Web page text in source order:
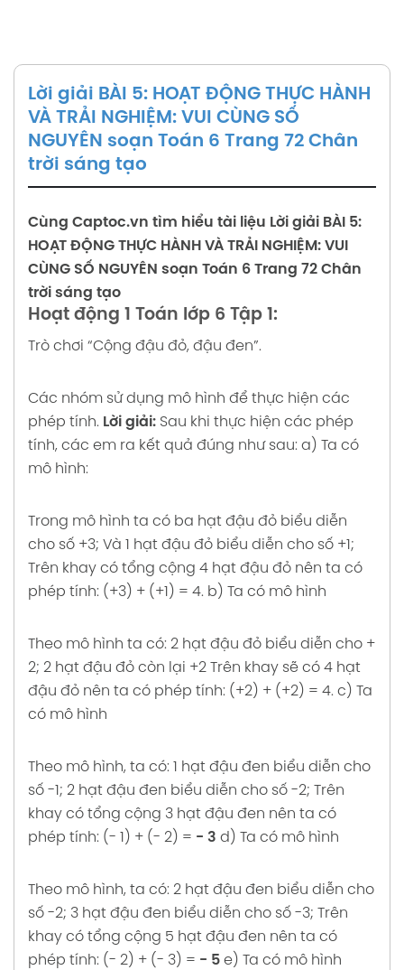
Lời giải BÀI 2: TẬP HỢP SỐ TỰ NHIÊN GHI SỐ
TỰ NHIÊN soạn Toán 6 Trang 10 11 12 Chân trời
sáng tạo
Lời giải BÀI 3: CÁC PHÉP TÍNH TRONG TẬP HỢP
SỐ TỰ NHIÊN soạn Toán 6 Trang 13 14 15 Chân
trời sáng tạo
Lời giải BÀI 4: LŨY THỪA VỚI SỐ MŨ TỰ NHIÊN
soạn Toán 6 Trang 16 17 18 Chân trời sáng
tạo
Lời giải BÀI 5: THỨ TỰ THỰC HIỆN CÁC PHÉP
Lời giải BÀI 6: CHIA HẾT VÀ CHIA CÓ DƯ TÍNH
CHẤT CHIA HẾT CỦA MỘT TỔNG soạn Toán 6
Trang 21 22 23 24 Chân trời sáng tạo
Lời giải BÀI 7: DẤU HIỆU CHIA HẾT CHO 2 CHO
5 soạn Toán 6 Trang 24 25 Chân trời sáng
tạo
Lời giải BÀI 8: DẤU HIỆU CHIA HẾT CHO 3 CHO
tạo
Lời giải BÀI 13: BỘI CHUNG BỘI CHUNG NHỎ
NHẤT soạn Toán 6 Trang 40 41 42 43
Lời giải BÀI 14: HOẠT ĐỘNG THỰC HÀNH VÀ
TRẢI NGHIỆM soạn Toán 6 Trang 44 Chân trời
sáng tạo
Lời giải BÀI 9: ƯỚC VÀ BỘI soạn Toán 6
Trang 28 29 30 Chân trời sáng tạo
Lời giải BÀI 5: HOẠT ĐỘNG THỰC HÀNH
VÀ TRẢI NGHIỆM: VUI CÙNG SỐ
NGUYÊN soạn Toán 6 Trang 72 Chân
trời sáng tạo
Cùng Captoc.vn tìm hiểu tài liệu Lời giải BÀI 5:
HOẠT ĐỘNG THỰC HÀNH VÀ TRẢI NGHIỆM: VUI
CÙNG SỐ NGUYÊN soạn Toán 6 Trang 72 Chân
trời sáng tạo
Hoạt động 1 Toán lớp 6 Tập 1:
Trò chơi “Cộng đậu đỏ, đậu đen”.
Các nhóm sử dụng mô hình để thực hiện các
phép tính. Lời giải: Sau khi thực hiện các phép
tính, các em ra kết quả đúng như sau: a) Ta có
mô hình:
Trong mô hình ta có ba hạt đậu đỏ biểu diễn
cho số +3; Và 1 hạt đậu đỏ biểu diễn cho số +1;
Trên khay có tổng cộng 4 hạt đậu đỏ nên ta có
phép tính: (+3) + (+1) = 4. b) Ta có mô hình
Theo mô hình ta có: 2 hạt đậu đỏ biểu diễn cho +
2; 2 hạt đậu đỏ còn lại +2 Trên khay sẽ có 4 hạt
đậu đỏ nên ta có phép tính: (+2) + (+2) = 4. c) Ta
có mô hình
Theo mô hình, ta có: 1 hạt đậu đen biểu diễn cho
số -1; 2 hạt đậu đen biểu diễn cho số -2; Trên
khay có tổng cộng 3 hạt đậu đen nên ta có
phép tính: (- 1) + (- 2) = - 3 d) Ta có mô hình
Theo mô hình, ta có: 2 hạt đậu đen biểu diễn cho
số -2; 3 hạt đậu đen biểu diễn cho số -3; Trên
khay có tổng cộng 5 hạt đậu đen nên ta có
phép tính: (- 2) + (- 3) = - 5 e) Ta có mô hình